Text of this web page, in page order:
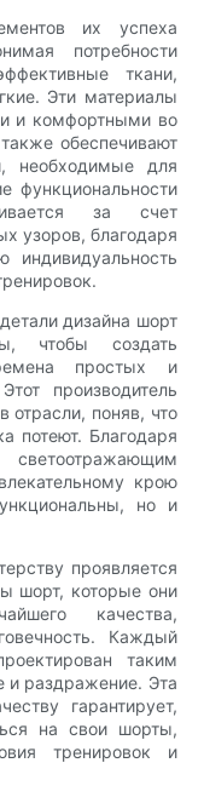
их успеха
потребности
ткани,
Эти материалы
и комфортными во
обеспечивают
необходимые для
функциональности
за счет
узоров, благодаря
дизайна шорт
чтобы создать
простых и
производитель
отрасли, поняв, что
потеют. Благодаря
крою
но и
проявляется
шорт, которые они
качества,
Каждый
таким
и раздражение. Эта
гарантирует,
на свои шорты,
тренировок и